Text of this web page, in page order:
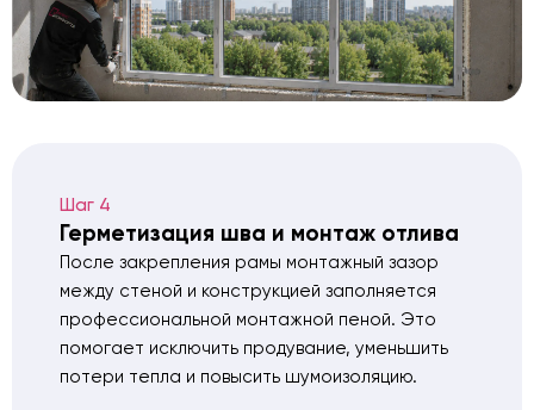
Шаг 4
Герметизация шва и монтаж отлива
После закрепления рамы монтажный зазор
между стеной и конструкцией заполняется
профессиональной монтажной пеной. Это
помогает исключить продувание, уменьшить
потери тепла и повысить шумоизоляцию.